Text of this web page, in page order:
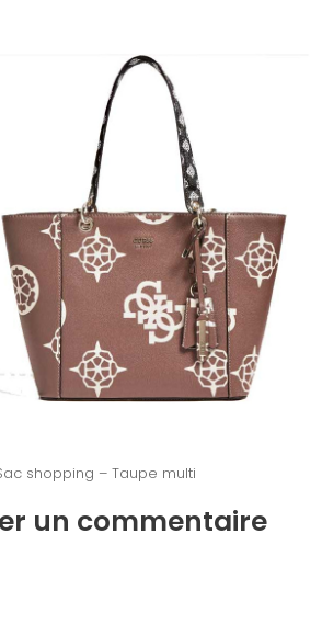
shopping – Taupe multi
un commentaire